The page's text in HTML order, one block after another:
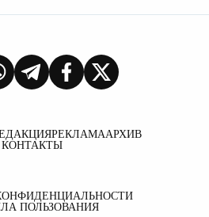
РЕКЛАМААРХИВ
КОНТАКТЫ
ПОЛЬЗОВАНИЯ